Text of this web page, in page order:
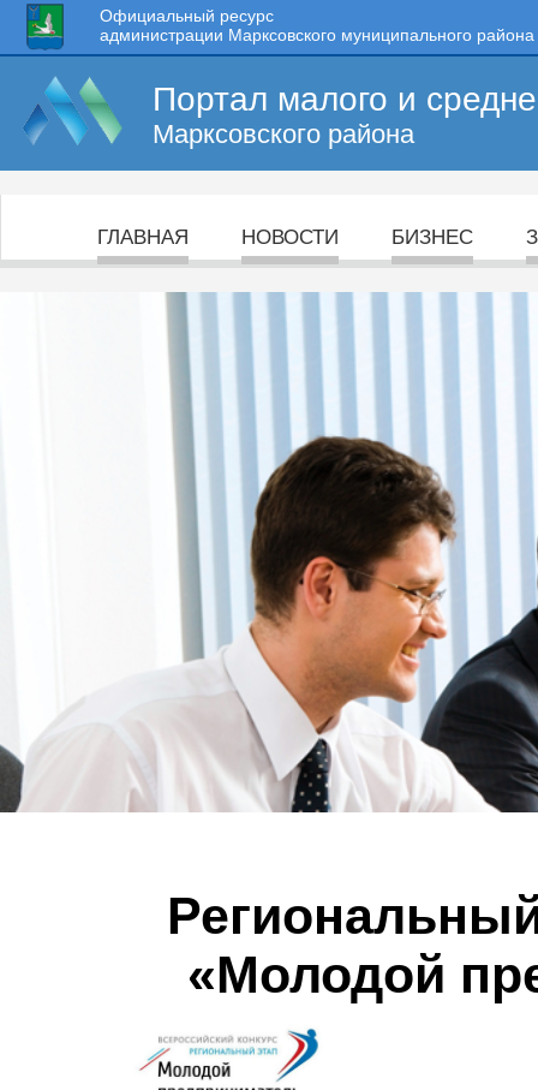
Официальный ресурс
администрации Марксовского муниципального района
Портал малого и
Марксовского района
ГЛАВНАЯ НОВОСТИ БИЗНЕС
«Молодой